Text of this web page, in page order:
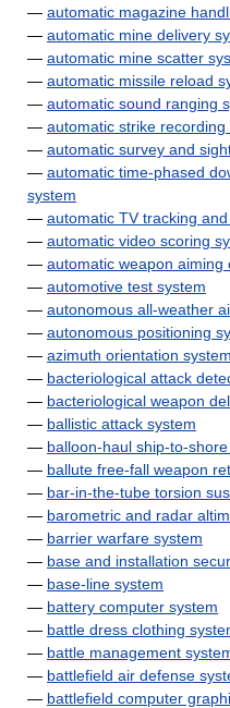
— automatic magazine
— automatic mine delivery
— automatic mine scatter
— automatic missile reload
— automatic sound ranging
— automatic strike recording
— automatic survey and
— automatic time-phased
system
— automatic TV tracking
— automatic video scoring
— automatic weapon aiming
— automotive test system
— autonomous all-weather
— autonomous positioning
— azimuth orientation system
— bacteriological attack
— bacteriological weapon
— ballistic attack system
— balloon-haul ship-to-
— ballute free-fall weapon
— bar-in-the-tube torsion
— barometric and radar
— barrier warfare system
— base and installation
— base-line system
— battery computer system
— battle dress clothing
— battle management
— battlefield air defense
— battlefield computer